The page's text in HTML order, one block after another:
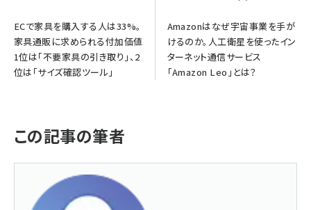
ECで家具を購入する人は33%。
家具通販に求められる付加価値
1位は「不要家具の引き取り」、2
位は「サイズ確認ツール」
Amazonはなぜ宇宙事業を手が
けるのか。人工衛星を使ったイン
ターネット通信サービス
「Amazon Leo」とは？
この記事の筆者